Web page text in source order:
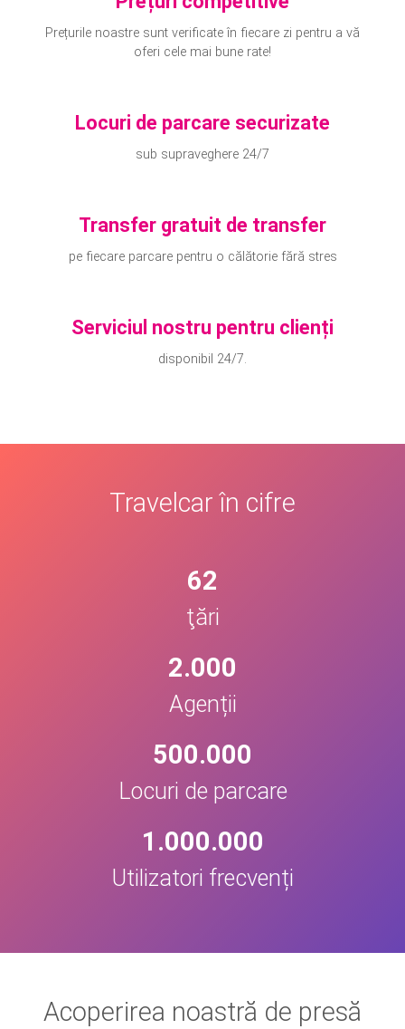
Prețurile noastre sunt verificate în fiecare zi pentru a vă
oferi cele mai bune rate!
Locuri de parcare securizate
sub supraveghere 24/7
Transfer gratuit de transfer
pe fiecare parcare pentru o călătorie fără stres
Serviciul nostru pentru clienți
disponibil 24/7.
Travelcar în cifre
62
ţări
2.000
Agenții
500.000
Locuri de parcare
1.000.000
Utilizatori frecvenți
Acoperirea noastră de presă